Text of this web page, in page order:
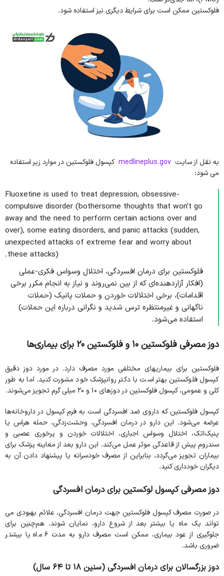
فلوکستین ممکن است برای شرایط دیگری نیز استفاده شود.
به نقل از سایت medlineplus.gov کپسول فلوکستین در موارد زیر استفاده
می شود:
Fluoxetine is used to treat depression, obsessive-
compulsive disorder (bothersome thoughts that won’t go
away and the need to perform certain actions over and
over), some eating disorders, and panic attacks (sudden,
unexpected attacks of extreme fear and worry about
these attacks).
فلوکستین برای درمان افسردگی، اختلال وسواس فکری-عملی
(افکار آزاردهنده‌ای که از بین نمی‌روند و نیاز به انجام مکرر برخی
اقدامات)، برخی اختلالات خوردن و حملات پانیک (حملات
ناگهانی و غیرمنتظره ترس شدید و نگرانی درباره این حملات)
استفاده می‌شود.
دوز مصرفی فلوکستین ۱۰ و فلوکستین ۲۰ برای بیماری‌ها
فلوکستین برای بیماریهای مختلفی مورد مصرف دارد. در مورد دوز دقیق
کپسول فلوکستین بهتر است با دکتر روانپزشک خود مشورت کنید. اما به طور
کلی و عمومی، کپسول فلوکستین در دوزهای ۱۰ و ۲۰ میلی گرم تجویز می‌شوند.
کپسول فلوکستین که داروی ضد ‌افسردگی است به‌ فرم کپسول در داروخانه‌ها
عرضه می‌شود. این دارو در درمان افسردگی، وحشت‌زدگی، حمله هراس یا
پنیک‌اتک، اختلال وسواس اجباری، اختلالات خوردن و پرخوری عصبی و
سندروم پیش از قاعدگی موثر عمل می‌کند. این دارو بعد از معاینه پزشک برای
بیماران تجویز می‌گردد، بنابراین از مصرف خودسرانه یا پیشنهاد دادن آن به
دیگران خودداری کنید.
دوز مصرفی کپسول لوکستین برای درمان افسردگی
در صورت مصرف کپسول فلوکستین جهت درمان افسردگی، علائم بهبودی می
تواند یک ماه یا بیشتر بعد از شروع دارو، نمایان شوند. هم‌چنین برای
جلوگیری از عود بیماری، ممکن است مصرف دارو به مدت ۶ ماه یا بیشتر
ضروری باشد.
دوز بزرگسالان برای درمان افسردگی (سنین ۱۸ تا ۶۴ سال)